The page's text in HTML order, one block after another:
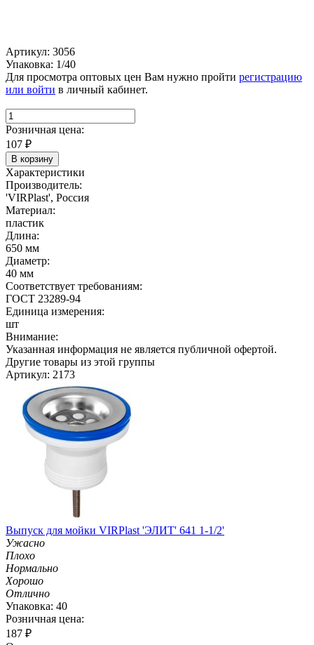
Артикул: 3056
Упаковка: 1/40
Для просмотра оптовых цен Вам нужно пройти регистрацию
или войти в личный кабинет.
Розничная цена:
107 ₽
В корзину
Характеристики
Производитель:
'VIRPlast', Россия
Материал:
пластик
Длина:
650 мм
Диаметр:
40 мм
Соответствует требованиям:
ГОСТ 23289-94
Единица измерения:
шт
Внимание:
Указанная информация не является публичной офертой.
Другие товары из этой группы
Артикул: 2173
Выпуск для мойки VIRPlast 'ЭЛИТ' 641 1-1/2'
Ужасно
Плохо
Нормально
Хорошо
Отлично
Упаковка: 40
Розничная цена:
187 ₽